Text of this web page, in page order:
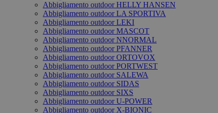
Abbigliamento outdoor HELLY HANSEN
Abbigliamento outdoor LA SPORTIVA
Abbigliamento outdoor LEKI
Abbigliamento outdoor MASCOT
Abbigliamento outdoor NNORMAL
Abbigliamento outdoor PFANNER
Abbigliamento outdoor ORTOVOX
Abbigliamento outdoor PORTWEST
Abbigliamento outdoor SALEWA
Abbigliamento outdoor SIDAS
Abbigliamento outdoor SIXS
Abbigliamento outdoor U-POWER
Abbigliamento outdoor X-BIONIC